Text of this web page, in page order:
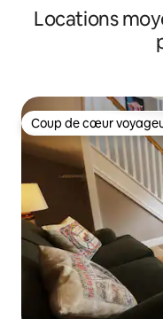
Locations
Coup de cœur
Coup de cœur